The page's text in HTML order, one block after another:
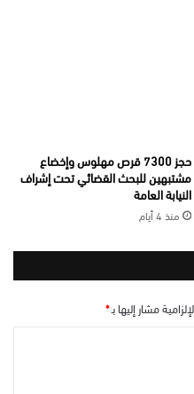
حجز 7300 قرص مهلوس وإخضاع
مشتبهين للبحث القضائي تحت إشراف
النيابة العامة
منذ 4 أيام
مشار إليها بـ*